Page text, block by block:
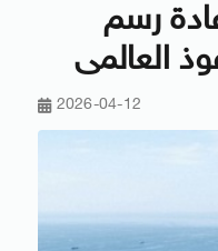
رسم
العالمى
2026-04-12